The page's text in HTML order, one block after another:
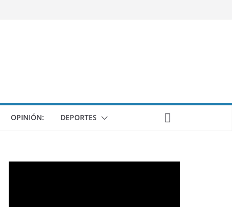
OPINIÓN: DEPORTES